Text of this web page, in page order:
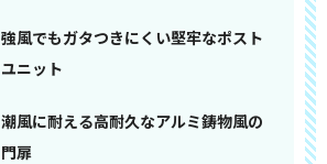
強風でもガタつきにくい堅牢なポスト
ユニット
潮風に耐える高耐久なアルミ鋳物風の
門扉